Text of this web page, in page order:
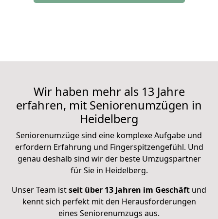
Wir haben mehr als 13 Jahre
erfahren, mit Seniorenumzügen in
Heidelberg
Seniorenumzüge sind eine komplexe Aufgabe und
erfordern Erfahrung und Fingerspitzengefühl. Und
genau deshalb sind wir der beste Umzugspartner
für Sie in Heidelberg.
Unser Team istseit über 13 Jahren im Geschäft und
kennt sich perfekt mit den Herausforderungen
eines Seniorenumzugs aus.